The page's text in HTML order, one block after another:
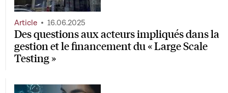
Des questions aux acteurs impliqués dans la
gestion et le financement du « Large Scale
Testing »
Article 16.06.2025